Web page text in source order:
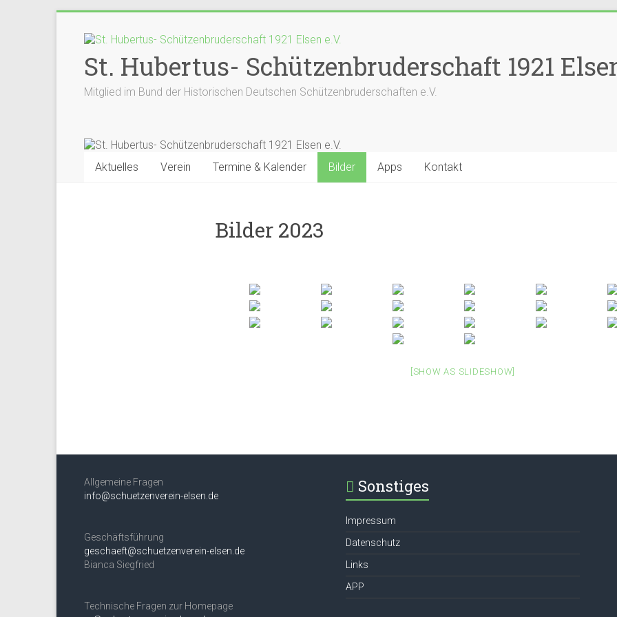
St. Hubertus- Schützenbruderschaft 1921
Mitglied im Bund der Historischen Deutschen Schützenbruderschaften e.V.
Aktuelles Verein Termine & Kalender Bilder Apps Kontakt
Bilder 2023
[SHOW AS SLIDESHOW]
Allgemeine Fragen
info@schuetzenverein-elsen.de
Geschäftsführung
geschaeft@schuetzenverein-elsen.de
Bianca Siegfried
Technische Fragen zur Homepage
Sonstiges
Impressum
Datenschutz
Links
APP